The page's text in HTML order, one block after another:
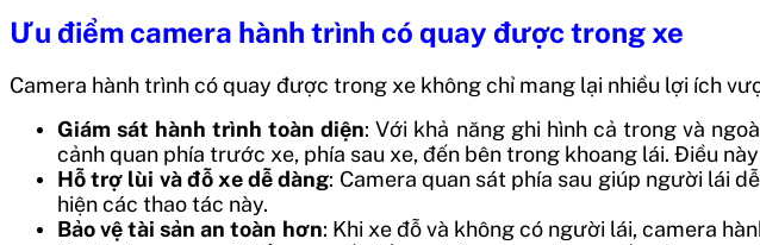
Ưu điểm camera hành trình có quay được trong xe
Camera hành trình có quay được trong xe không chỉ mang lại nhiều lợi ích
Giám sát hành trình toàn diện: Với khả năng ghi hình cả trong và
cảnh quan phía trước xe, phía sau xe, đến bên trong khoang lái. Điều
Hỗ trợ lùi và đỗ xe dễ dàng: Camera quan sát phía sau giúp người lái
hiện các thao tác này.
Bảo vệ tài sản an toàn hơn: Khi xe đỗ và không có người lái, camera